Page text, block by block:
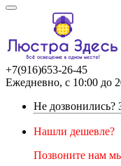
+7(916)653-26-45
Ежедневно, с 10:00 до
Не дозвонились?
Нашли дешевле?
Позвоните нам